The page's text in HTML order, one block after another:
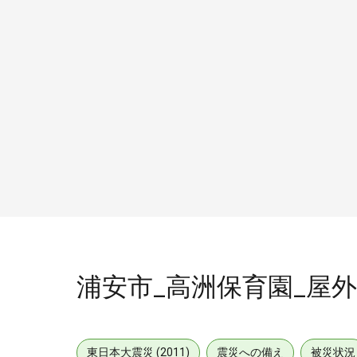
浦安市_高洲保育園_屋
東日本大震災 (2011) 震災への備え 被災状況